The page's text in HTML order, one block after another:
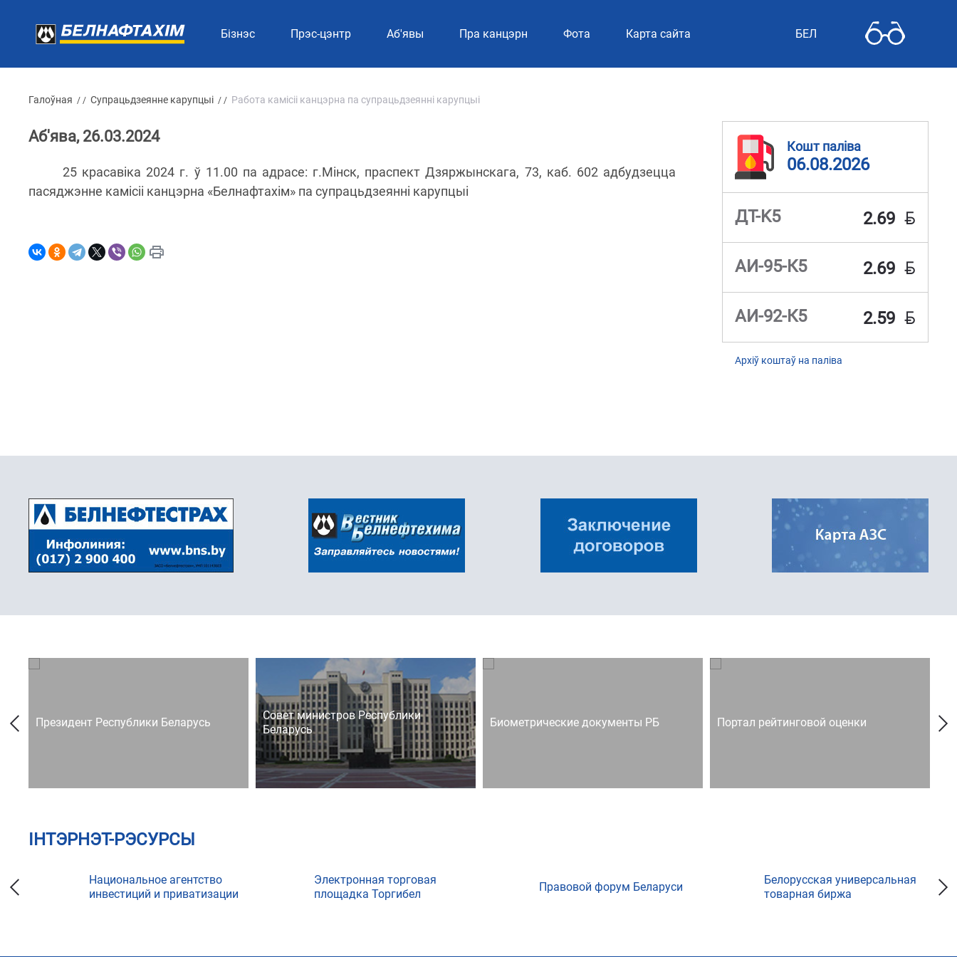
Бізнэс Прэс-цэнтр Аб'явы Пра канцэрн Фотa Карта сайта БЕЛ
Галоўная / / Супрацьдзеянне карупцыі / / Работа камісіі канцэрна па супрацьдзеянні карупцыі
Аб'ява, 26.03.2024
25 красавіка 2024 г. ў 11.00 па адрасе: г.Мінск, праспект Дзяржынскага, 73, каб. 602 адбудзецца
пасяджэнне камісіі канцэрна «Белнафтахім» па супрацьдзеянні карупцыі
Кошт паліва
06.08.2026
ДТ-K5 2.69 BYN
АИ-95-К5 2.69 BYN
АИ-92-К5 2.59 BYN
Архіў коштаў на паліва
Президент Республики Беларусь
Совет министров Республики
Беларусь
Биометрические документы РБ Портал рейтинговой оценки
ІНТЭРНЭТ-РЭСУРСЫ
Национальное агентство
инвестиций и приватизации
Электронная торговая
площадка Торгибел
Правовой форум Беларуси
Белорусская универсальная
товарная биржа